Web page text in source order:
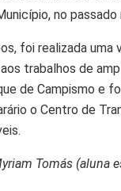
no passado
foi realizada uma
trabalhos de
de Campismo e
o Centro de
Tomás (aluna